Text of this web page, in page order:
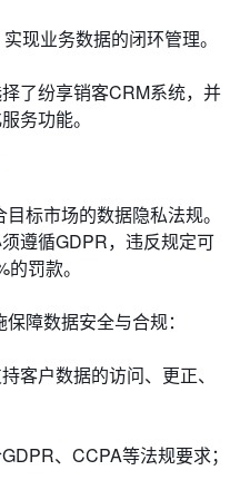
现业务数据的闭环管理。
了纷享销客CRM系统，并
务功能。
标市场的数据隐私法规。
遵循GDPR，违反规定可
罚款。
障数据安全与合规：
客户数据的访问、更正、
、CCPA等法规要求；